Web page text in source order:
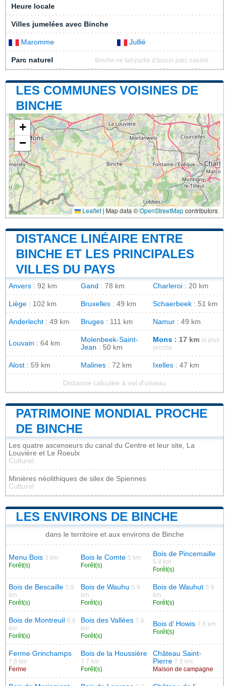
Heure locale
Villes jumelées avec Binche
Maromme Jullié
Parc naturel Binche ne fait partie d'aucun parc naturel
LES COMMUNES VOISINES DE
BINCHE
+
−
Leaflet | Map data ©OpenStreetMapcontributors
DISTANCE LINÉAIRE ENTRE
BINCHE ET LES PRINCIPALES
VILLES DU PAYS
Anvers : 92 km Gand : 78 km Charleroi : 20 km
Liège : 102 km Bruxelles : 49 km Schaerbeek : 51 km
Anderlecht : 49 km Bruges : 111 km Namur : 49 km
Louvain : 64 km
Molenbeek-Saint-
Jean : 50 km
Mons : 17 km
la plus
proche
Alost : 59 km Malines : 72 km Ixelles : 47 km
Distance calculée à vol d'oiseau
PATRIMOINE MONDIAL PROCHE
DE BINCHE
Les quatre ascenseurs du canal du Centre et leur site, La
Louvière et Le Roeulx
Culturel
Minières néolithiques de silex de Spiennes
Culturel
LES ENVIRONS DE BINCHE
dans le territoire et aux environs de Binche
Menu Bois 3 km
Forêt(s)
Bois le Comte 5 km
Forêt(s)
Bois de Pincemaille
5.4 km
Forêt(s)
Bois de Bescaille 5.9
km
Forêt(s)
Bois de Wauhu 5.9
km
Forêt(s)
Bois de Wauhut 5.9
km
Forêt(s)
Bois de Montreuil 6.8
km
Forêt(s)
Bois des Vallées 7.6
km
Forêt(s)
Bois d’ Howis 7.6 km
Forêt(s)
Ferme Grinchamps
7.6 km
Ferme
Bois de la Houssière
7.7 km
Forêt(s)
Château Saint-
Pierre 7.8 km
Maison de campagne